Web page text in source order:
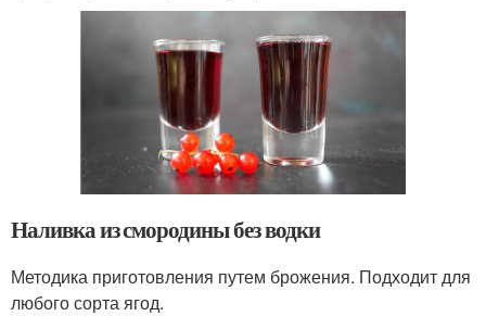
Наливка из смородины без водки
Методика приготовления путем брожения. Подходит для
любого сорта ягод.